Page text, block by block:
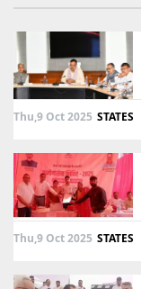
Thu,9 Oct 2025 STATES
Thu,9 Oct 2025 STATES